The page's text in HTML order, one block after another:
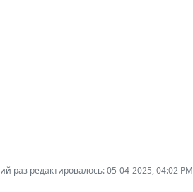
раз редактировалось: 05-04-2025, 04:02 PM